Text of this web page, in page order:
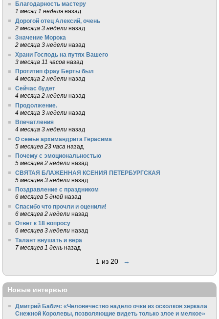
Благодарность мастеру
1 месяц 1 неделя назад
Дорогой отец Алексий, очень
2 месяца 3 недели назад
Значение Морока
2 месяца 3 недели назад
Храни Господь на путях Вашего
3 месяца 11 часов назад
Протитип фрау Берты был
4 месяца 2 недели назад
Сейчас будет
4 месяца 2 недели назад
Продолжение.
4 месяца 3 недели назад
Впечатления
4 месяца 3 недели назад
О семье архимандрита Герасима
5 месяцев 23 часа назад
Почему с эмоциональностью
5 месяцев 2 недели назад
СВЯТАЯ БЛАЖЕННАЯ КСЕНИЯ ПЕТЕРБУРГСКАЯ
5 месяцев 3 недели назад
Поздравление с праздником
6 месяцев 5 дней назад
Спасибо что прочли и оценили!
6 месяцев 2 недели назад
Ответ к 18 вопросу
6 месяцев 3 недели назад
Талант внушать и вера
7 месяцев 1 день назад
1 из 20 →
Новые интервью
Дмитрий Бабич: «Человечество надело очки из осколков зеркала
Снежной Королевы, позволяющие видеть только злое и мелкое»